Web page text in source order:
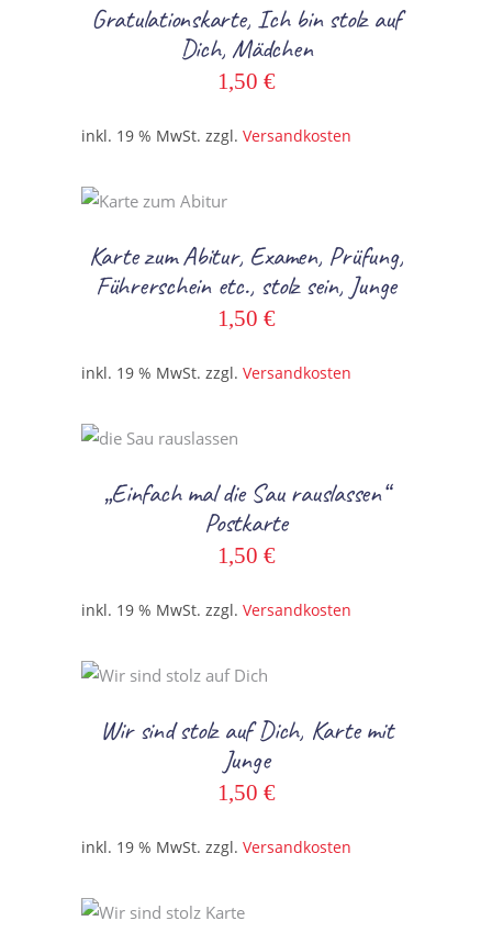
Gratulationskarte, Ich bin stolz auf
Dich, Mädchen
1,50 €
inkl. 19 % MwSt. zzgl. Versandkosten
Karte zum Abitur, Examen, Prüfung,
Führerschein etc., stolz sein, Junge
1,50 €
inkl. 19 % MwSt. zzgl. Versandkosten
„Einfach mal die Sau rauslassen“
Postkarte
1,50 €
inkl. 19 % MwSt. zzgl. Versandkosten
Wir sind stolz auf Dich, Karte mit
Junge
1,50 €
inkl. 19 % MwSt. zzgl. Versandkosten